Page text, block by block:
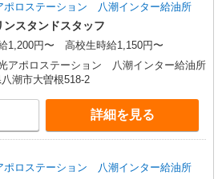
ロステーション 八潮インター給油所
ンスタンドスタッフ
1,200円〜 高校生時給1,150円〜
アポロステーション 八潮インター給油所
潮市大曽根518-2
詳細を見る
ロステーション 八潮インター給油所